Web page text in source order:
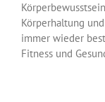
Körperhaltung
immer wieder
Fitness und